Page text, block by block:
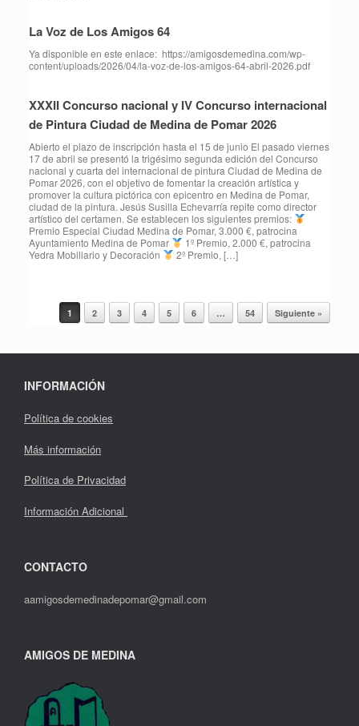
La Voz de Los Amigos 64
Ya disponible en este enlace: https://amigosdemedina.com/wp-
content/uploads/2026/04/la-voz-de-los-amigos-64-abril-2026.pdf
XXXII Concurso nacional y IV Concurso internacional
de Pintura Ciudad de Medina de Pomar 2026
Abierto el plazo de inscripción hasta el 15 de junio El pasado viernes
17 de abril se presentó la trigésimo segunda edición del Concurso
nacional y cuarta del internacional de pintura Ciudad de Medina de
Pomar 2026, con el objetivo de fomentar la creación artística y
promover la cultura pictórica con epicentro en Medina de Pomar,
ciudad de la pintura. Jesús Susilla Echevarría repite como director
artístico del certamen. Se establecen los siguientes premios:
Premio Especial Ciudad Medina de Pomar, 3.000 €, patrocina
Ayuntamiento Medina de Pomar
1º Premio, 2.000 €, patrocina
Yedra Mobiliario y Decoración
2º Premio, […]
Navegador de artículos
1 2 3 4 5 6 … 54 Siguiente »
INFORMACIÓN
Política de cookies
Más información
Política de Privacidad
Información Adicional
CONTACTO
aamigosdemedinadepomar@gmail.com
AMIGOS DE MEDINA